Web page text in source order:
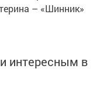
– «Шинник»
интересным в